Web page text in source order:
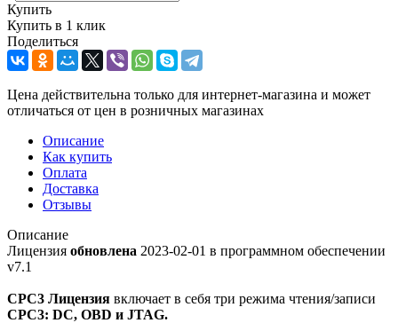
Купить
Купить в 1 клик
Поделиться
Цена действительна только для интернет-магазина и может
отличаться от цен в розничных магазинах
Описание
Как купить
Оплата
Доставка
Отзывы
Описание
Лицензия обновлена 2023-02-01 в программном обеспечении
v7.1
CPC3 Лицензия включает в себя три режима чтения/записи
CPC3: DC, OBD и JTAG.